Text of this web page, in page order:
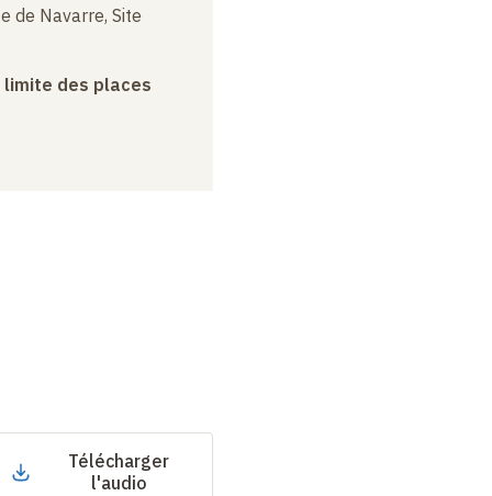
de Navarre, Site
limite des places
Télécharger
l'audio